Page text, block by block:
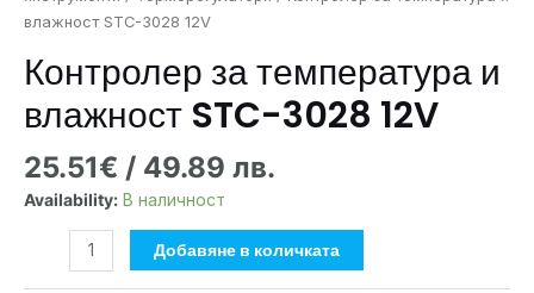
влажност STC-3028 12V
Контролер за температура и
влажност STC-3028 12V
25.51€ / 49.89 лв.
Availability: В наличност
Добавяне в количката